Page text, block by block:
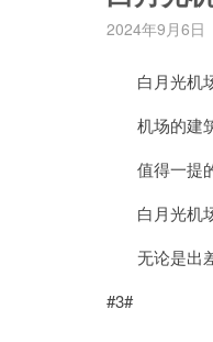
2024年9月6日
白月光机场
机场的建筑
值得一提的
白月光机场
无论是出差
#3#